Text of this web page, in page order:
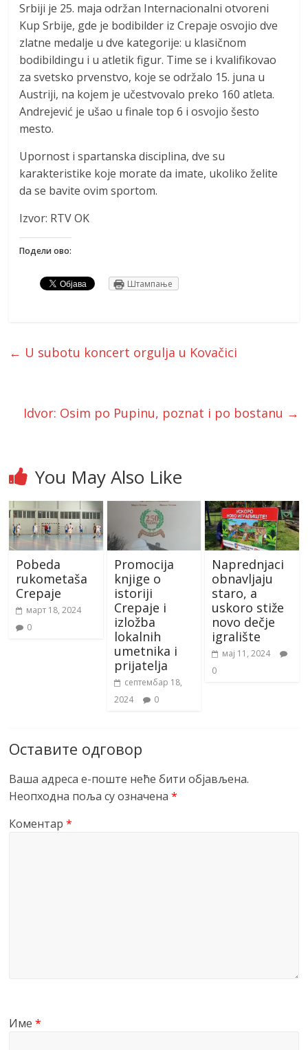
Srbiji je 25. maja održan Internacionalni otvoreni
Kup Srbije, gde je bodibilder iz Crepaje osvojio dve
zlatne medalje u dve kategorije: u klasičnom
bodibildingu i u atletik figur. Time se i kvalifikovao
za svetsko prvenstvo, koje se održalo 15. juna u
Austriji, na kojem je učestvovalo preko 160 atleta.
Andrejević je ušao u finale top 6 i osvojio šesto
mesto.
Upornost i spartanska disciplina, dve su
karakteristike koje morate da imate, ukoliko želite
da se bavite ovim sportom.
Izvor: RTV OK
Подели ово:
Штампање
← U subotu koncert orgulja u Kovačici
Idvor: Osim po Pupinu, poznat i po bostanu →
You May Also Like
Pobeda
rukometaša
Crepaje
март 18, 2024
0
Promocija
knjige o
istoriji
Crepaje i
izložba
lokalnih
umetnika i
prijatelja
септембар 18,
2024
0
Naprednjaci
obnavljaju
staro, a
uskoro stiže
novo dečje
igralište
мај 11, 2024
0
Оставите одговор
Ваша адреса е-поште неће бити објављена.
Неопходна поља су означена*
Коментар*
Име*